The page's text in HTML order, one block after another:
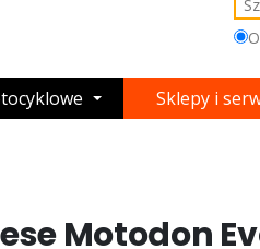
Sklepy i
Motodon